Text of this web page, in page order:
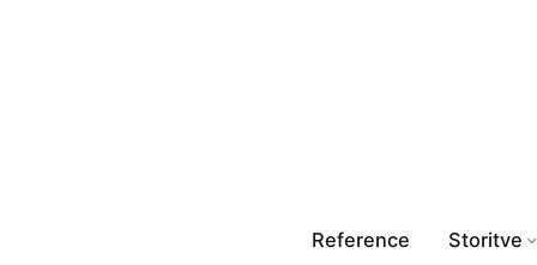
Reference Storitve